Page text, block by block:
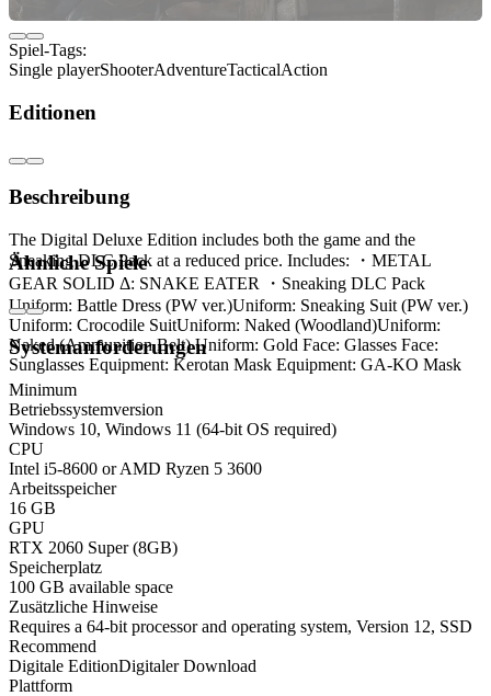
Spiel-Tags:
Single playerShooterAdventureTacticalAction
Editionen
Beschreibung
The Digital Deluxe Edition includes both the game and the
Sneaking DLC Pack at a reduced price. Includes: ・METAL
GEAR SOLID Δ: SNAKE EATER ・Sneaking DLC Pack
Uniform: Battle Dress (PW ver.)​ Uniform: Sneaking Suit (PW ver.)​
Uniform: Crocodile Suit​ Uniform: Naked (Woodland)​ Uniform:
Naked (Ammunition Belt) Uniform: Gold Face: Glasses Face:
Sunglasses Equipment: Kerotan Mask Equipment: GA-KO Mask
Ähnliche Spiele
Systemanforderungen
Minimum
Betriebssystemversion
Windows 10, Windows 11 (64-bit OS required)
CPU
Intel i5-8600 or AMD Ryzen 5 3600
Arbeitsspeicher
16 GB
GPU
RTX 2060 Super (8GB)
Speicherplatz
100 GB available space
Zusätzliche Hinweise
Requires a 64-bit processor and operating system, Version 12, SSD
Recommend
Digitale EditionDigitaler Download
Plattform